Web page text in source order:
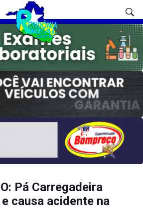
Pá Carregadeira
causa acidente na